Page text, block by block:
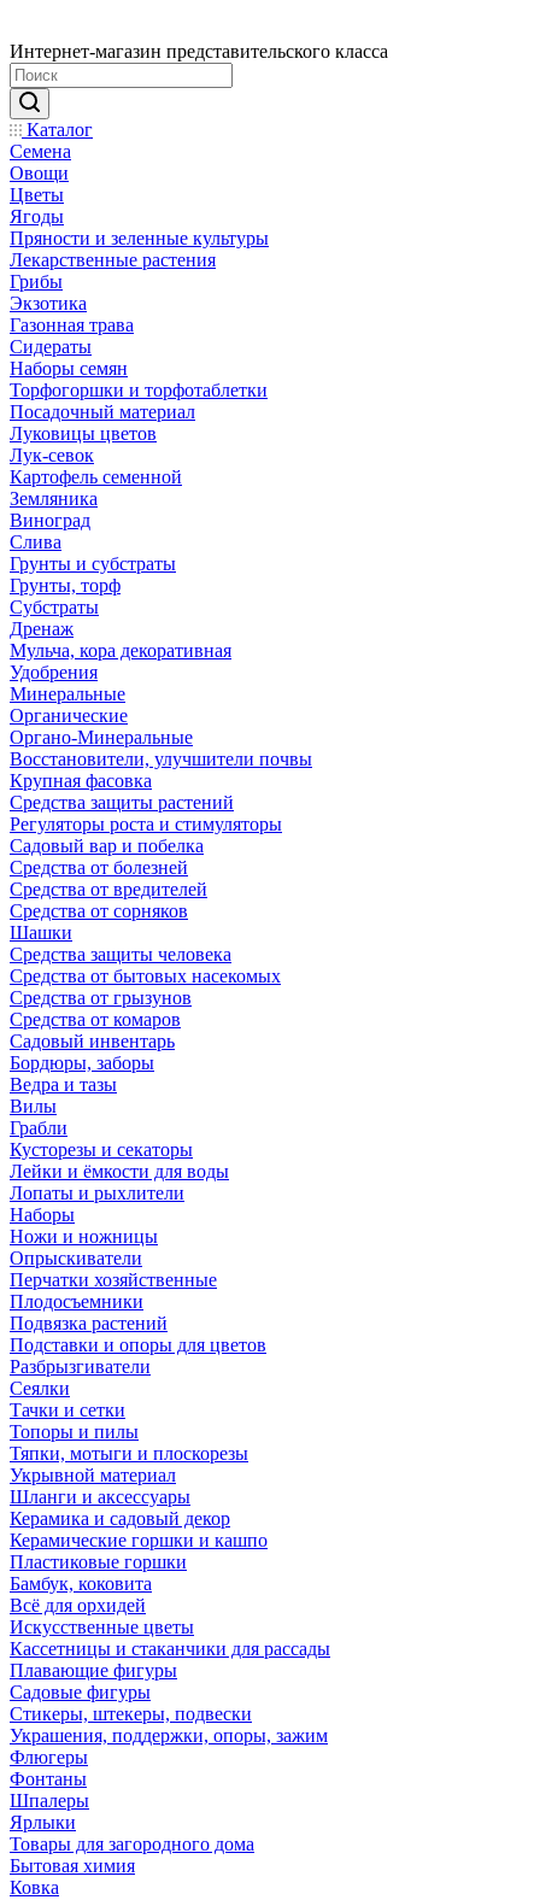
Интернет-магазин представительского класса
Каталог
Семена
Овощи
Цветы
Ягоды
Пряности и зеленные культуры
Лекарственные растения
Грибы
Экзотика
Газонная трава
Сидераты
Наборы семян
Торфогоршки и торфотаблетки
Посадочный материал
Луковицы цветов
Лук-севок
Картофель семенной
Земляника
Виноград
Слива
Грунты и субстраты
Грунты, торф
Субстраты
Дренаж
Мульча, кора декоративная
Удобрения
Минеральные
Органические
Органо-Минеральные
Восстановители, улучшители почвы
Крупная фасовка
Средства защиты растений
Регуляторы роста и стимуляторы
Садовый вар и побелка
Средства от болезней
Средства от вредителей
Средства от сорняков
Шашки
Средства защиты человека
Средства от бытовых насекомых
Средства от грызунов
Средства от комаров
Садовый инвентарь
Бордюры, заборы
Ведра и тазы
Вилы
Грабли
Кусторезы и секаторы
Лейки и ёмкости для воды
Лопаты и рыхлители
Наборы
Ножи и ножницы
Опрыскиватели
Перчатки хозяйственные
Плодосъемники
Подвязка растений
Подставки и опоры для цветов
Разбрызгиватели
Сеялки
Тачки и сетки
Топоры и пилы
Тяпки, мотыги и плоскорезы
Укрывной материал
Шланги и аксессуары
Керамика и садовый декор
Керамические горшки и кашпо
Пластиковые горшки
Бамбук, коковита
Всё для орхидей
Искусственные цветы
Кассетницы и стаканчики для рассады
Плавающие фигуры
Садовые фигуры
Стикеры, штекеры, подвески
Украшения, поддержки, опоры, зажим
Флюгеры
Фонтаны
Шпалеры
Ярлыки
Товары для загородного дома
Бытовая химия
Ковка